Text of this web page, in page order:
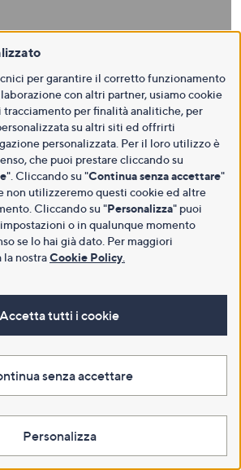
per garantire il corretto funzionamento
con altri partner, usiamo cookie
per finalità analitiche, per
su altri siti ed offrirti
personalizzata. Per il loro utilizzo è
che puoi prestare cliccando su
". Cliccando su "Continua senza accettare"
non utilizzeremo questi cookie ed altre
Cliccando su "Personalizza" puoi
o in qualunque momento
se lo hai già dato. Per maggiori
la nostraCookie Policy
Accetta tutti i cookie
senza accettare
Personalizza